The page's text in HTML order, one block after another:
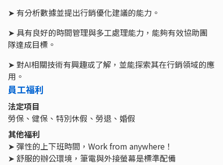
➤ 有分析數據並提出行銷優化建議的能力。
➤ 具有良好的時間管理與多工處理能力，能夠有效協助團
隊達成目標。
➤ 對AI相關技術有興趣或了解，並能探索其在行銷領域的應
用。
員工福利
法定項目
勞保、健保、特別休假、勞退、婚假
其他福利
➤ 彈性的上下班時間，Work from anywhere！
➤ 舒服的辦公環境，筆電與外接螢幕是標準配備